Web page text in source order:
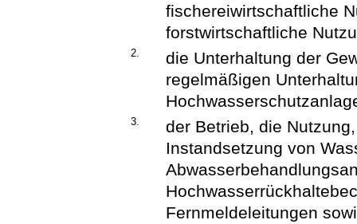
fischereiwirtschaftliche
forstwirtschaftliche
2.
die Unterhaltung der
regelmäßigen
3.
der Betrieb, die
Instandsetzung von
Fernmeldeleitungen